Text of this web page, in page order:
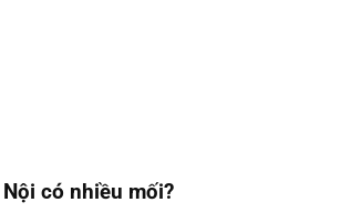
có nhiều mối?